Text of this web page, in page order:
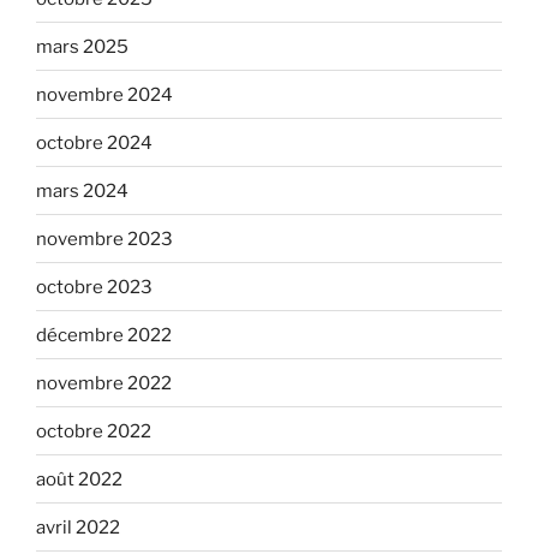
mars 2025
novembre 2024
octobre 2024
mars 2024
novembre 2023
octobre 2023
décembre 2022
novembre 2022
octobre 2022
août 2022
avril 2022